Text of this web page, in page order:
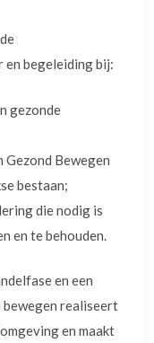
begeleiding bij:
gezonde
Bewegen
bestaan;
die nodig is
en te behouden.
en een
bewegen realiseert
en maakt